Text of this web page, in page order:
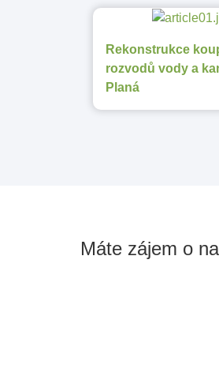
Rekonstrukce
rozvodů vody a
Planá
Máte zájem o